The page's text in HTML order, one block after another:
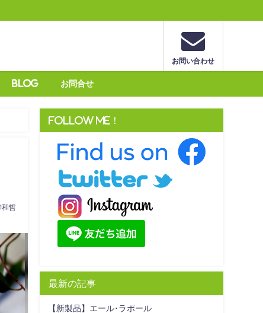
お問い合わせ
Blog お問合せ
和哲
Follow me！
最新の記事
【新製品】エール･ラポール